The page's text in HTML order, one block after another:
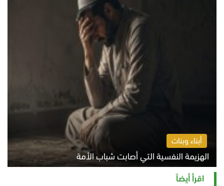
أبناء وبنات
الهزيمة النفسية التي أصابت شباب الأمة
الخميس 6 أغسطس 2026 11:12 ص
اقرأ أيضاً